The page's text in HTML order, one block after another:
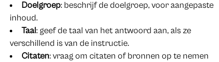
Doelgroep: beschrijf de doelgroep, voor aangepaste
inhoud.
Taal: geef de taal van het antwoord aan, als ze
verschillend is van de instructie.
Citaten: vraag om citaten of bronnen op te nemen